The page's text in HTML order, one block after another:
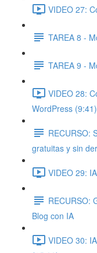
VIDEO 27:
TAREA 8 -
TAREA 9 -
VIDEO 28:
WordPress (9:41)
RECURSO:
gratuitas y sin
VIDEO 29:
RECURSO:
Blog con IA
VIDEO 30: